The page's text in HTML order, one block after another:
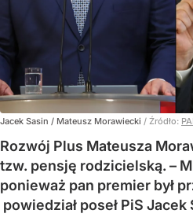
Jacek Sasin / Mateusz Morawiecki / Źródło:
Rozwój Plus Mateusza
tzw. pensję rodzicielską. –
ponieważ pan premier był
powiedział poseł PiS Jacek